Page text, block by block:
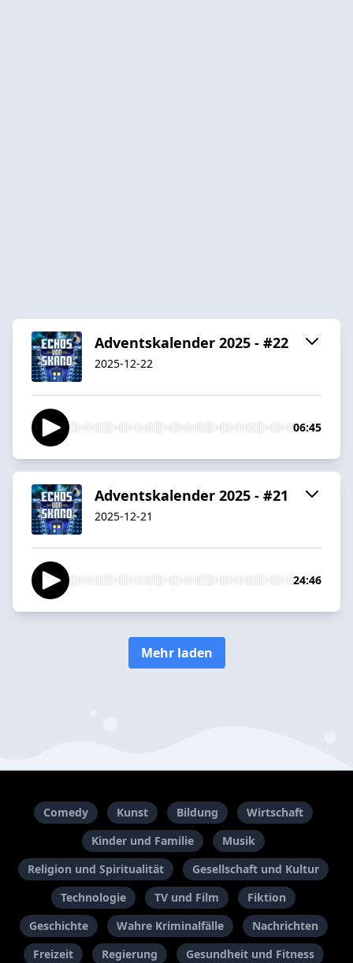
Adventskalender 2025 - #22
2025-12-22
06:45
Adventskalender 2025 - #21
2025-12-21
24:46
Mehr laden
Comedy Kunst Bildung
Wirtschaft
Kinder und Familie
Musik
Religion und Spiritualität
Gesellschaft und Kultur
Technologie
TV und Film
Fiktion
Geschichte
Wahre Kriminalfälle
Nachrichten
Freizeit
Regierung Gesundheit und Fitness